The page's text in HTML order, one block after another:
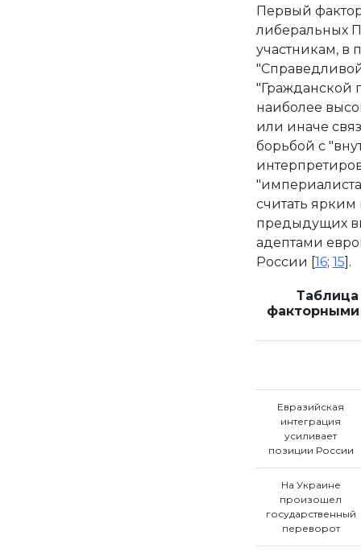
Первый
либеральных
участникам, в
"Гражданской
наиболее
или иначе
борьбой с
считать
предыдущих
адептами
России [16; 15].
Евразийская
интеграция
усиливает
позиции России
На Украине
произошел
государственный
переворот